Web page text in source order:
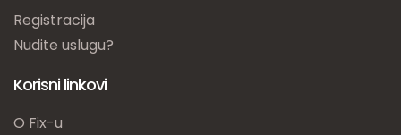
Registracija
Nudite uslugu?
Korisni linkovi
O Fix-u